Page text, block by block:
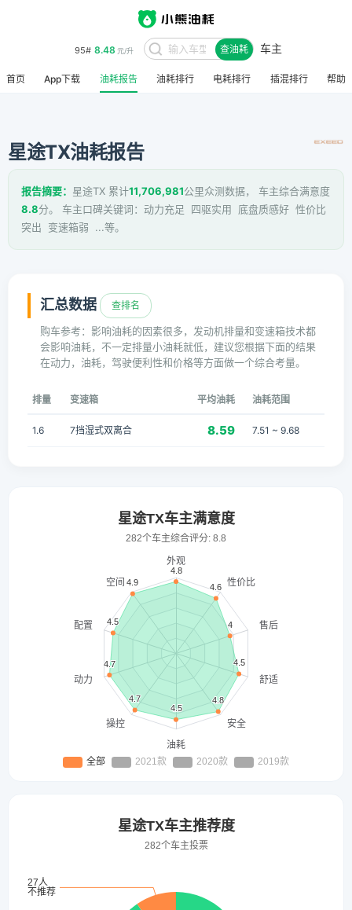
95# 8.48 元/升 查油耗 车主
首页 App下载 油耗报告 油耗排行 电耗排行 插混排行 帮助
星途TX油耗报告
报告摘要： 星途TX 累计11,706,981公里众测数据， 车主综合满意度
8.8分。 车主口碑关键词：动力充足 四驱实用 底盘质感好 性价比
突出 变速箱弱 ...等。
汇总数据 查排名
购车参考：影响油耗的因素很多，发动机排量和变速箱技术都
会影响油耗，不一定排量小油耗就低，建议您根据下面的结果
在动力，油耗，驾驶便利性和价格等方面做一个综合考量。
排量 变速箱 平均油耗 油耗范围
1.6 7挡湿式双离合 8.59 7.51 ~ 9.68